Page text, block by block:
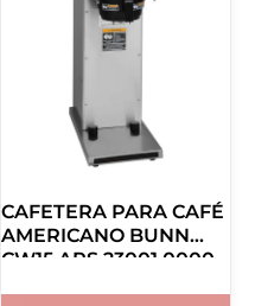
CAFETERA PARA CAFÉ
AMERICANO BUNN
CW15 APS 23001.0000